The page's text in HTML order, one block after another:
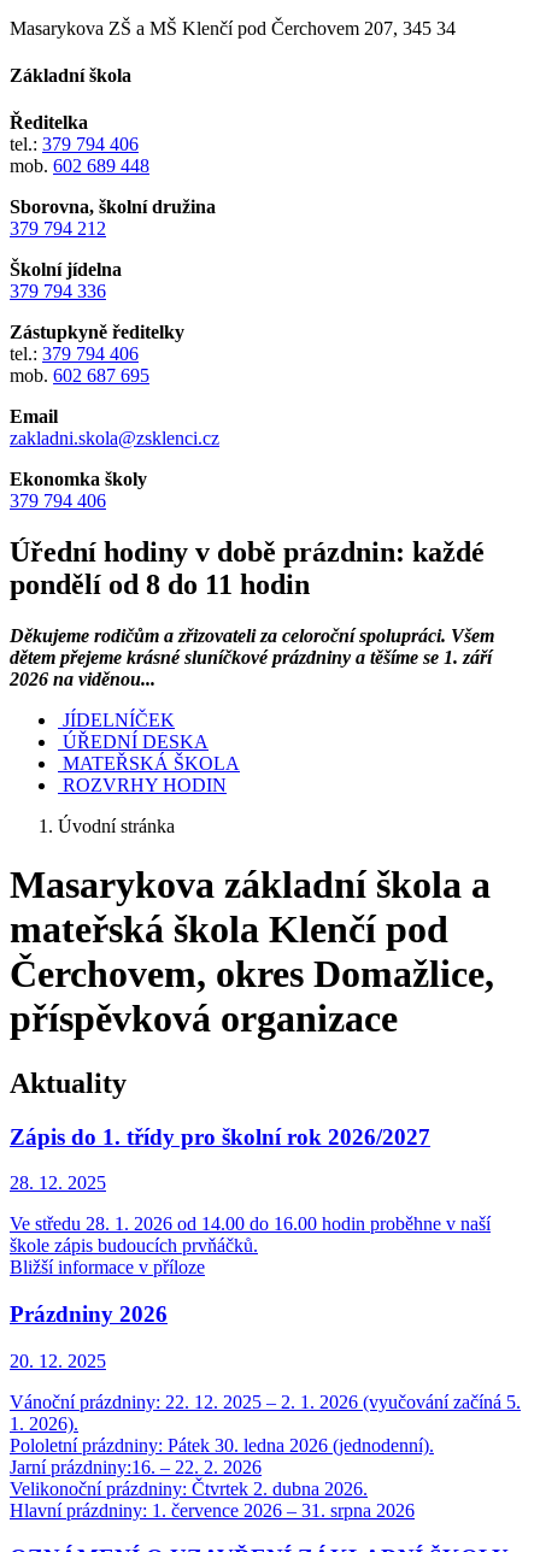
Masarykova ZŠ a MŠ Klenčí pod Čerchovem 207, 345 34
Základní škola
Ředitelka
tel.: 379 794 406
mob. 602 689 448
Sborovna, školní družina
379 794 212
Školní jídelna
379 794 336
Zástupkyně ředitelky
tel.: 379 794 406
mob. 602 687 695
Email
zakladni.skola@zsklenci.cz
Ekonomka školy
379 794 406
Úřední hodiny v době prázdnin: každé
pondělí od 8 do 11 hodin
Děkujeme rodičům a zřizovateli za celoroční spolupráci. Všem
dětem přejeme krásné sluníčkové prázdniny a těšíme se 1. září
2026 na viděnou...
JÍDELNÍČEK
ÚŘEDNÍ DESKA
MATEŘSKÁ ŠKOLA
ROZVRHY HODIN
Úvodní stránka
Masarykova základní škola a
mateřská škola Klenčí pod
Čerchovem, okres Domažlice,
příspěvková organizace
Aktuality
Zápis do 1. třídy pro školní rok 2026/2027
28. 12. 2025
Ve středu 28. 1. 2026 od 14.00 do 16.00 hodin proběhne v naší
škole zápis budoucích prvňáčků.
Bližší informace v příloze
Prázdniny 2026
20. 12. 2025
Vánoční prázdniny: 22. 12. 2025 – 2. 1. 2026 (vyučování začíná 5.
1. 2026).
Pololetní prázdniny: Pátek 30. ledna 2026 (jednodenní).
Jarní prázdniny:16. – 22. 2. 2026
Velikonoční prázdniny: Čtvrtek 2. dubna 2026.
Hlavní prázdniny: 1. července 2026 – 31. srpna 2026